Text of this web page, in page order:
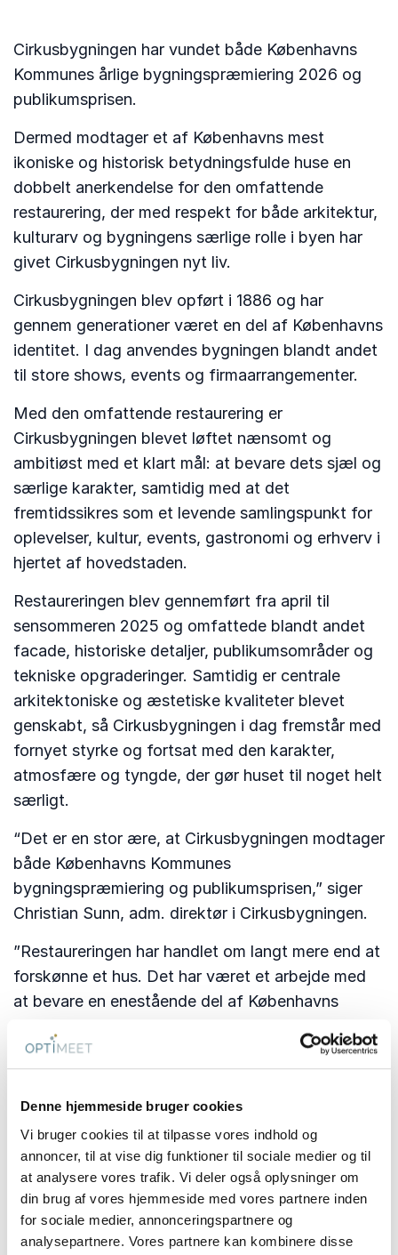
Denne hjemmeside bruger cookies
Vi bruger cookies til at tilpasse vores indhold og
annoncer, til at vise dig funktioner til sociale medier og til
at analysere vores trafik. Vi deler også oplysninger om
din brug af vores hjemmeside med vores partnere inden
for sociale medier, annonceringspartnere og
analysepartnere. Vores partnere kan kombinere disse
Cirkusbygningen har vundet både Københavns
Kommunes årlige bygningspræmiering 2026 og
publikumsprisen.
Dermed modtager et af Københavns mest
ikoniske og historisk betydningsfulde huse en
dobbelt anerkendelse for den omfattende
restaurering, der med respekt for både arkitektur,
kulturarv og bygningens særlige rolle i byen har
givet Cirkusbygningen nyt liv.
Cirkusbygningen blev opført i 1886 og har
gennem generationer været en del af Københavns
identitet. I dag anvendes bygningen blandt andet
til store shows, events og firmaarrangementer.
Med den omfattende restaurering er
Cirkusbygningen blevet løftet nænsomt og
ambitiøst med et klart mål: at bevare dets sjæl og
særlige karakter, samtidig med at det
fremtidssikres som et levende samlingspunkt for
oplevelser, kultur, events, gastronomi og erhverv i
hjertet af hovedstaden.
Restaureringen blev gennemført fra april til
sensommeren 2025 og omfattede blandt andet
facade, historiske detaljer, publikumsområder og
tekniske opgraderinger. Samtidig er centrale
arkitektoniske og æstetiske kvaliteter blevet
genskabt, så Cirkusbygningen i dag fremstår med
fornyet styrke og fortsat med den karakter,
atmosfære og tyngde, der gør huset til noget helt
særligt.
“Det er en stor ære, at Cirkusbygningen modtager
både Københavns Kommunes
bygningspræmiering og publikumsprisen,” siger
Christian Sunn, adm. direktør i Cirkusbygningen.
”Restaureringen har handlet om langt mere end at
forskønne et hus. Det har været et arbejde med
at bevare en enestående del af Københavns
arkitektoniske kvaliteter og samtidig sikre, at
Cirkusbygningen også i fremtiden kan være et
levende samlingspunkt for oplevelser, kultur,
events og erhverv.”
Balance mellem bevaring og
fornyelse
Et centralt mål i restaureringen har været at skabe